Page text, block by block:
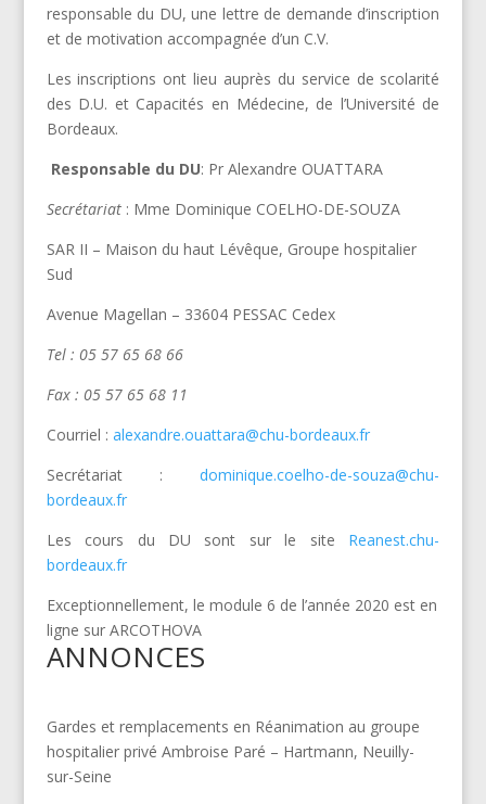
responsable du DU, une lettre de demande d’inscription
et de motivation accompagnée d’un C.V.
Les inscriptions ont lieu auprès du service de scolarité
des D.U. et Capacités en Médecine, de l’Université de
Bordeaux.
Responsable du DU: Pr Alexandre OUATTARA
Secrétariat: Mme Dominique COELHO-DE-SOUZA
SAR II – Maison du haut Lévêque, Groupe hospitalier
Sud
Avenue Magellan – 33604 PESSAC Cedex
Tel : 05 57 65 68 66
Fax : 05 57 65 68 11
Courriel : alexandre.ouattara@chu-bordeaux.fr
Secrétariat :dominique.coelho-de-souza@chu-
bordeaux.fr
Les cours du DU sont sur le site Reanest.chu-
bordeaux.fr
Exceptionnellement, le module 6 de l’année 2020 est en
ligne sur ARCOTHOVA
ANNONCES
Gardes et remplacements en Réanimation au groupe
hospitalier privé Ambroise Paré – Hartmann, Neuilly-
sur-Seine